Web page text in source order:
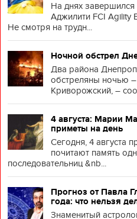
На днях
Аджилити FCI Agility
Не смотря на трудн...
Ночной обстрел
Два района
обстреляны ночью
Криворожский, –
4 августа: Марии
приметы на день
Сегодня, 4 августа
почитают память
последовательниц &nb...
Прогноз от Павла
года: что нельзя
Знаменитый